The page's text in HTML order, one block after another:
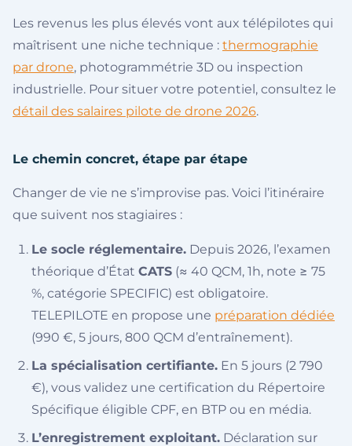
Les revenus les plus élevés vont aux télépilotes qui
maîtrisent une niche technique : thermographie
par drone, photogrammétrie 3D ou inspection
industrielle. Pour situer votre potentiel, consultez le
détail des salaires pilote de drone 2026.
Le chemin concret, étape par étape
Changer de vie ne s’improvise pas. Voici l’itinéraire
que suivent nos stagiaires :
Le socle réglementaire. Depuis 2026, l’examen
théorique d’État CATS (≈ 40 QCM, 1h, note ≥ 75
%, catégorie SPECIFIC) est obligatoire.
TELEPILOTE en propose une préparation dédiée
(990 €, 5 jours, 800 QCM d’entraînement).
La spécialisation certifiante. En 5 jours (2 790
€), vous validez une certification du Répertoire
Spécifique éligible CPF, en BTP ou en média.
L’enregistrement exploitant. Déclaration sur